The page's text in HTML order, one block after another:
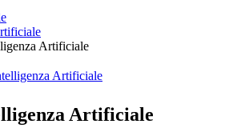
Artificiale
Artificiale
Artificiale